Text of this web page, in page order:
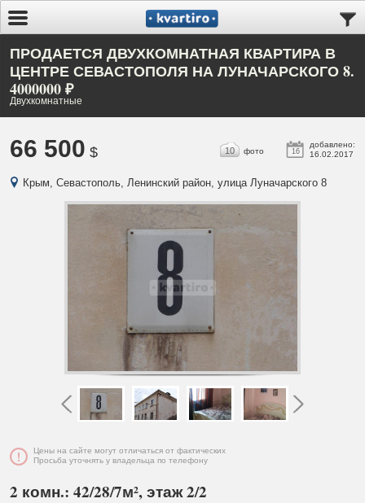
ПРОДАЕТСЯ ДВУХКОМНАТНАЯ КВАРТИРА В
ЦЕНТРЕ СЕВАСТОПОЛЯ НА ЛУНАЧАРСКОГО 8.
4000000 ₽
Двухкомнатные
66 500 $ 16
добавлено:
16.02.2017
10 фото
Крым, Севастополь, Ленинский район, улица Луначарского 8
Цены на сайте могут отличаться от фактических
Просьба уточнять у владельца по телефону
2 комн.: 42/28/7м², этаж 2/2